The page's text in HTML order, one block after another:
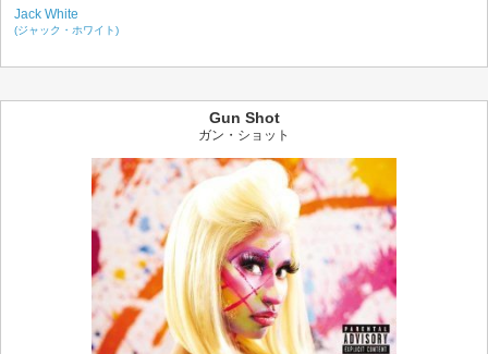
Jack White
(ジャック・ホワイト)
Gun Shot
ガン・ショット